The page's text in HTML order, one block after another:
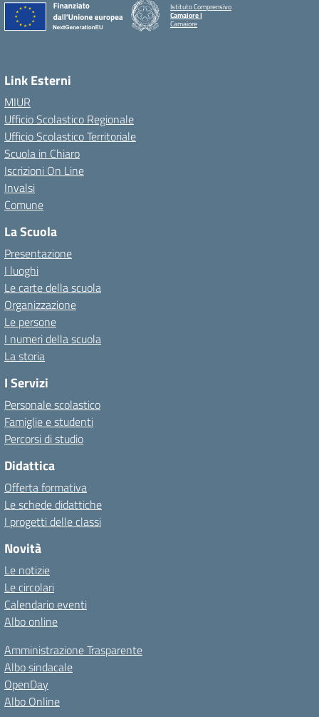
Istituto Comprensivo
Camaiore I
Camaiore
Link Esterni
MIUR
Ufficio Scolastico Regionale
Ufficio Scolastico Territoriale
Scuola in Chiaro
Iscrizioni On Line
Invalsi
Comune
La Scuola
Presentazione
I luoghi
Le carte della scuola
Organizzazione
Le persone
I numeri della scuola
La storia
I Servizi
Personale scolastico
Famiglie e studenti
Percorsi di studio
Didattica
Offerta formativa
Le schede didattiche
I progetti delle classi
Novità
Le notizie
Le circolari
Calendario eventi
Albo online
Amministrazione Trasparente
Albo sindacale
OpenDay
Albo Online